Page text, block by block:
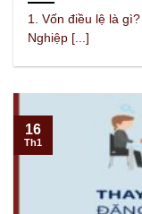
1. Vốn điều lệ là
Nghiệp [...]
16
Th1